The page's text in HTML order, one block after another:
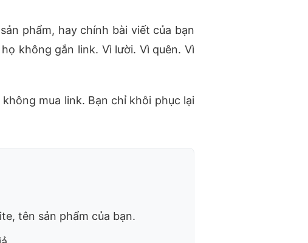
phẩm, hay chính bài viết của bạn
không gắn link. Vì lười. Vì quên. Vì
mua link. Bạn chỉ khôi phục lại
tên sản phẩm của bạn.